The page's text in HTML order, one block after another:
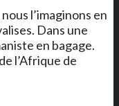
l’imaginons en
Dans une
en bagage.
l’Afrique de